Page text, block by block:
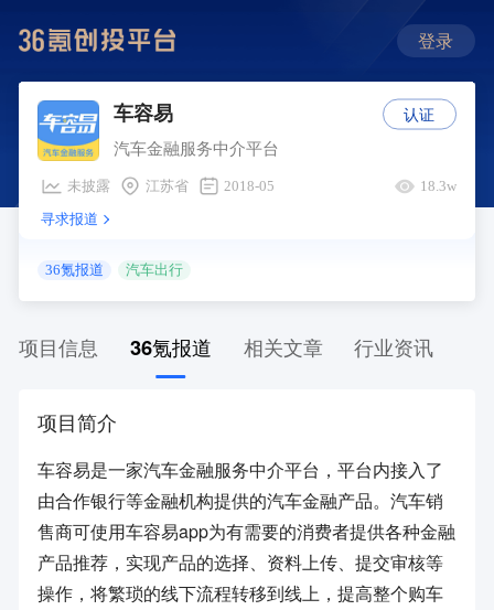
登录
车容易
汽车金融服务中介平台
未披露 江苏省 2018-05 18.3w
寻求报道
36氪报道 汽车出行
认证
项目信息 36氪报道 相关文章 行业资讯
项目简介
车容易是一家汽车金融服务中介平台，平台内接入了
由合作银行等金融机构提供的汽车金融产品。汽车销
售商可使用车容易app为有需要的消费者提供各种金融
产品推荐，实现产品的选择、资料上传、提交审核等
操作，将繁琐的线下流程转移到线上，提高整个购车